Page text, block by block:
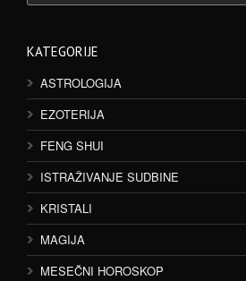
KATEGORIJE
ASTROLOGIJA
EZOTERIJA
FENG SHUI
ISTRAŽIVANJE SUDBINE
KRISTALI
MAGIJA
MESEČNI HOROSKOP